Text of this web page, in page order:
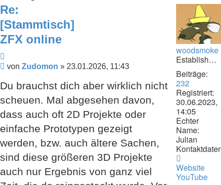
Re:
[Stammtisch]
ZFX online
Beitrag
von Zudomon » 23.01.2026, 11:43
Du brauchst dich aber wirklich nicht
scheuen. Mal abgesehen davon,
dass auch oft 2D Projekte oder
einfache Prototypen gezeigt
werden, bzw. auch ältere Sachen,
sind diese größeren 3D Projekte
auch nur Ergebnis von ganz viel
woodsmoke
Establishment
Beiträge:
232
Registriert:
30.06.2023,
14:05
Echter
Name:
Julian
von
Website
YouTube